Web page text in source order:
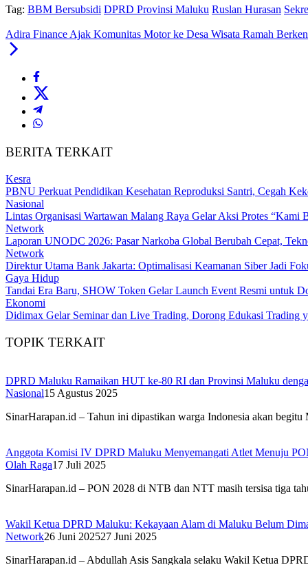
Tag: BBM Bersubsidi DPRD Provinsi Maluku Ruslan Hurasan
Adira Finance Ajak Komunitas Motor ke Desa Wisata Ramah
BERITA TERKAIT
Kesra
PBNU Perkuat Pendidikan Kesehatan Reproduksi Santri, Cegah
Nasional
Lintas Organisasi Wartawan Malang Raya Gelar Aksi Protes “Kami
Network
Laporan UNODC 2026: Pasar Narkoba Global Berubah Cepat,
Network
Direktur Utama Bank Jakarta: Optimalisasi Keamanan Siber Jadi
Gaya Hidup
Tandai Era Baru, SHOW Token Gelar Launch Event Resmi untuk
Ekonomi
Didimax Gelar Seminar dan Live Trading, Dorong Edukasi Trading
TOPIK TERKAIT
DPRD Maluku Ramaikan HUT ke-80 RI dan Provinsi Maluku
Nasional15 Agustus 2025
SinarHarapan.id – Tahun ini dipastikan warga Indonesia akan
Anggota Komisi IV DPRD Maluku Menyemangati Atlet Menuju
Olah Raga17 Juli 2025
SinarHarapan.id – PON 2028 di NTB dan NTT masih tersisa tiga
Wakil Ketua DPRD Maluku: Kekayaan Alam di Maluku Belum
Network26 Juni 202527 Juni 2025
SinarHarapan.id – Abdullah Asis Sangkala selaku Wakil Ketua